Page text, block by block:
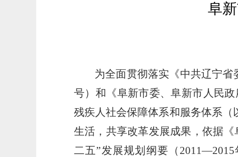
阜
为全面贯彻落实《中共辽宁
号）和《阜新市委、阜新市人民
残疾人社会保障体系和服务体系（
生活，共享改革发展成果，依据
二五”发展规划纲要（